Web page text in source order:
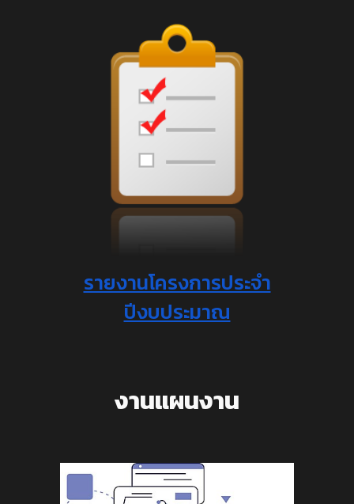
รายงานโครงการประจำ
ปีงบประมาณ
งานแผนงาน